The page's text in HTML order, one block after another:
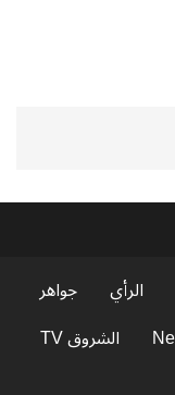
الرأي
جواهر
الشروق TV